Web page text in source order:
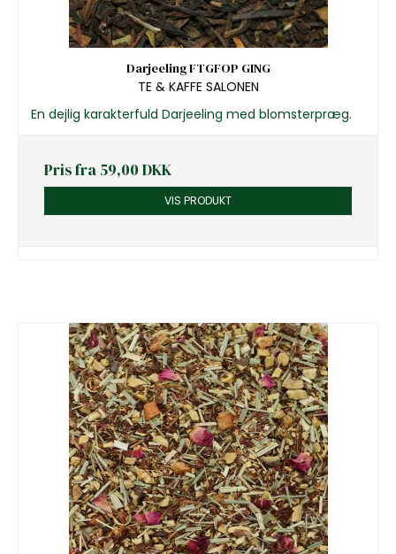
Darjeeling FTGFOP GING
TE & KAFFE SALONEN
En dejlig karakterfuld Darjeeling med blomsterpræg.
Pris fra 59,00 DKK
VIS PRODUKT